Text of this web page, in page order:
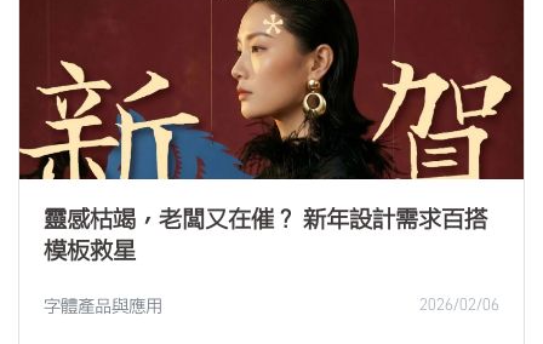
靈感枯竭，老闆又在催？ 新年設計需求百搭
模板救星
字體產品與應用 2026/02/06